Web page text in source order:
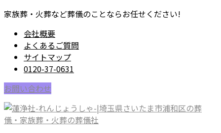
コ
移
動
ナ
ン
に
移
動
家族葬・火葬など葬儀のことならお任せください!
会社概要
よくあるご質問
サイトマップ
0120-37-0631
お問い合わせ